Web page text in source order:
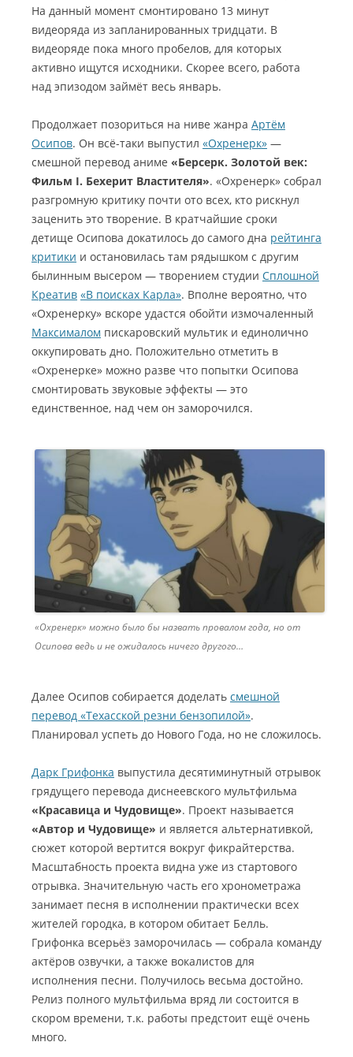
На данный момент смонтировано 13 минут
видеоряда из запланированных тридцати. В
видеоряде пока много пробелов, для которых
активно ищутся исходники. Скорее всего, работа
над эпизодом займёт весь январь.
Продолжает позориться на ниве жанра Артём
Осипов. Он всё-таки выпустил «Охренерк» —
смешной перевод аниме «Берсерк. Золотой век:
Фильм I. Бехерит Властителя». «Охренерк» собрал
разгромную критику почти ото всех, кто рискнул
заценить это творение. В кратчайшие сроки
детище Осипова докатилось до самого дна рейтинга
критики и остановилась там рядышком с другим
былинным высером — творением студии Сплошной
Креатив «В поисках Карла». Вполне вероятно, что
«Охренерку» вскоре удастся обойти измочаленный
Максималом пискаровский мультик и единолично
оккупировать дно. Положительно отметить в
«Охренерке» можно разве что попытки Осипова
смонтировать звуковые эффекты — это
единственное, над чем он заморочился.
«Охренерк» можно было бы назвать провалом года, но от
Осипова ведь и не ожидалось ничего другого…
Далее Осипов собирается доделать смешной
перевод «Техасской резни бензопилой».
Планировал успеть до Нового Года, но не сложилось.
Дарк Грифонка выпустила десятиминутный отрывок
грядущего перевода диснеевского мультфильма
«Красавица и Чудовище». Проект называется
«Автор и Чудовище» и является альтернативкой,
сюжет которой вертится вокруг фикрайтерства.
Масштабность проекта видна уже из стартового
отрывка. Значительную часть его хронометража
занимает песня в исполнении практически всех
жителей городка, в котором обитает Белль.
Грифонка всерьёз заморочилась — собрала команду
актёров озвучки, а также вокалистов для
исполнения песни. Получилось весьма достойно.
Релиз полного мультфильма вряд ли состоится в
скором времени, т.к. работы предстоит ещё очень
много.